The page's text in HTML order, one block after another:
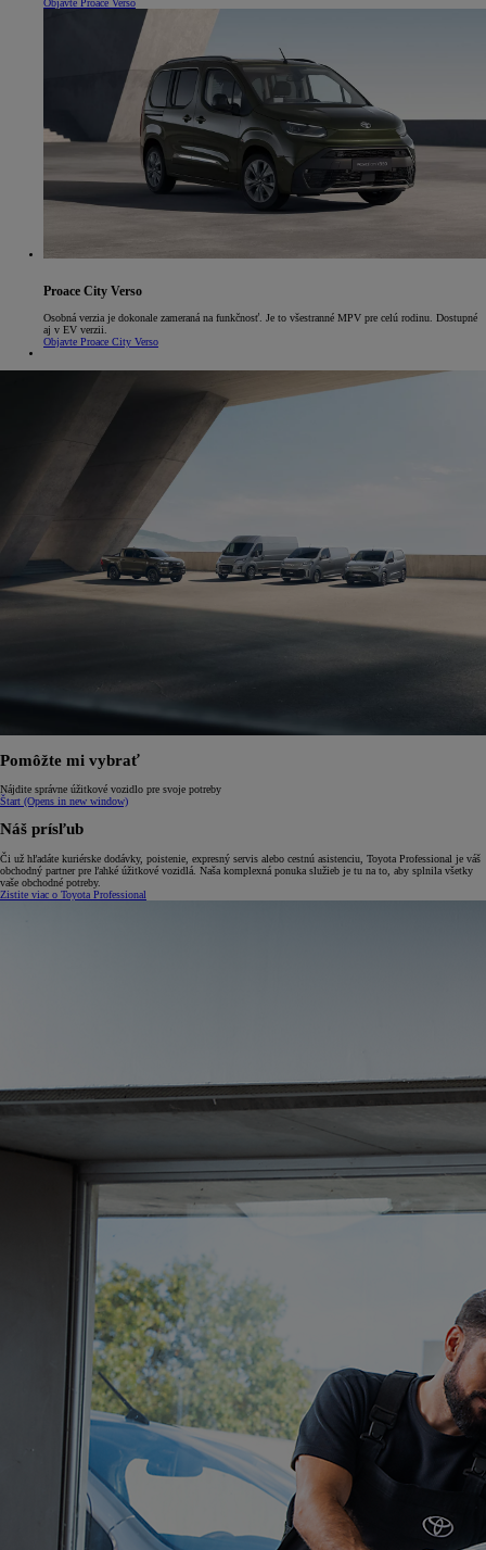
Objavte Proace Verso
Proace City Verso
Osobná verzia je dokonale zameraná na funkčnosť. Je to všestranné MPV pre celú rodinu. Dostupné
aj v EV verzii.
Objavte Proace City Verso
Pomôžte mi vybrať
Nájdite správne úžitkové vozidlo pre svoje potreby
Štart (Opens in new window)
Náš prísľub
Či už hľadáte kuriérske dodávky, poistenie, expresný servis alebo cestnú asistenciu, Toyota Professional je váš
obchodný partner pre ľahké úžitkové vozidlá. Naša komplexná ponuka služieb je tu na to, aby splnila všetky
vaše obchodné potreby.
Zistite viac o Toyota Professional